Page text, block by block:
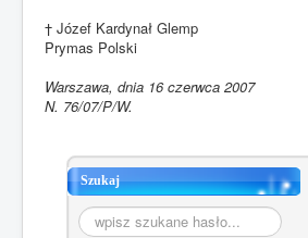
† Józef Kardynał Glemp
Prymas Polski
Warszawa, dnia 16 czerwca 2007
N. 76/07/P/W.
Szukaj
Szukaj...